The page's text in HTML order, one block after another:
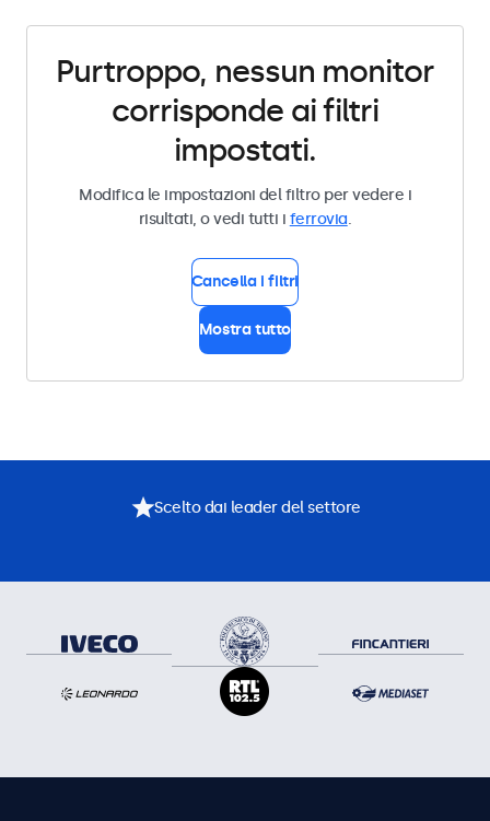
Purtroppo, nessun monitor
corrisponde ai filtri
impostati.
Modifica le impostazioni del filtro per vedere i
risultati, o vedi tutti i ferrovia.
Cancella i filtri
Mostra tutto
Scelto dai leader del settore